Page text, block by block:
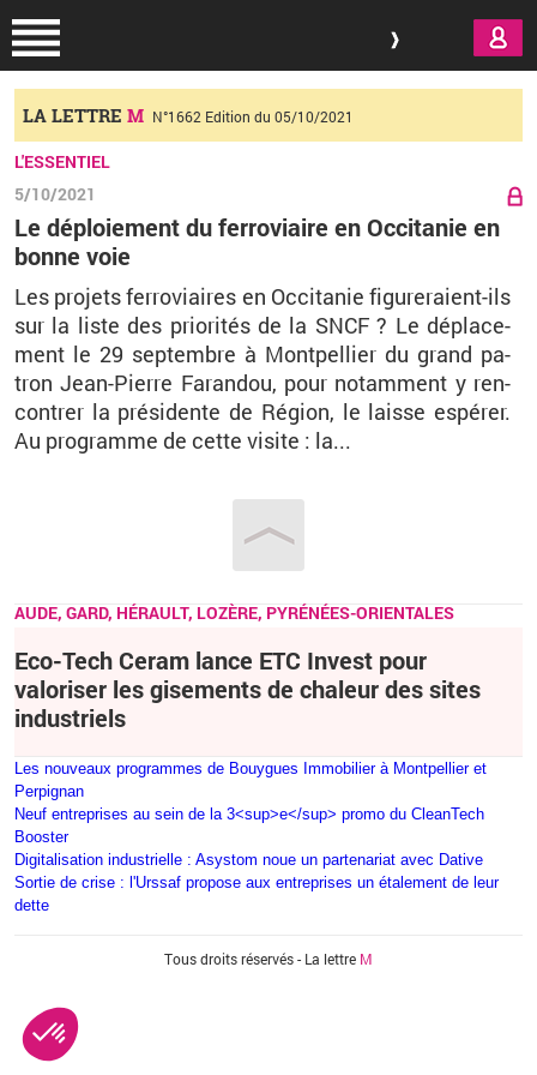
LA LETTRE M N°1662 Edition du 05/10/2021
L'ESSENTIEL
5/10/2021
Le déploiement du ferroviaire en Occitanie en
bonne voie
Les pro­jets fer­ro­viaires en Oc­ci­ta­nie fi­gu­re­raient-ils
sur la liste des prio­rités de la SNCF ? Le dépla­ce­
ment le 29 sep­tembre à Mont­pel­lier du grand pa­
tron Jean-Pierre Fa­ran­dou, pour no­tam­ment y ren­
con­trer la prési­dente de Région, le laisse espérer.
Au pro­gramme de cette vi­site : la...
AUDE, GARD, HÉRAULT, LOZÈRE, PYRÉNÉES-ORIENTALES
Eco-Tech Ceram lance ETC Invest pour
valoriser les gisements de chaleur des sites
industriels
Les nouveaux programmes de Bouygues Immobilier à Montpellier et
Perpignan
Neuf entreprises au sein de la 3<sup>e</sup> promo du CleanTech
Booster
Digitalisation industrielle : Asystom noue un partenariat avec Dative
Sortie de crise : l'Urssaf propose aux entreprises un étalement de leur
dette
Tous droits réservés - La lettre M